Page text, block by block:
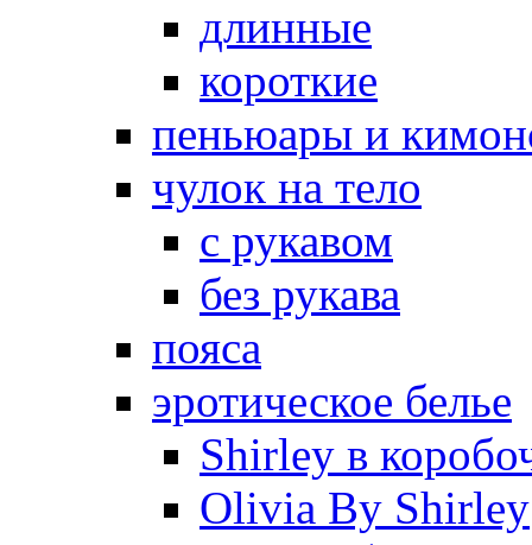
длинные
короткие
пеньюары и
чулок на тело
с рукавом
без рукава
пояса
эротическое белье
Shirley в
Olivia By Shirley